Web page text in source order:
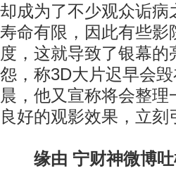
却成为了不少观众诟病
寿命有限，因此有些
度，这就导致了银幕
怨，称3D大片迟早会
晨，他又宣称将会整理
良好的观影效果，立刻
缘由 宁财神微博